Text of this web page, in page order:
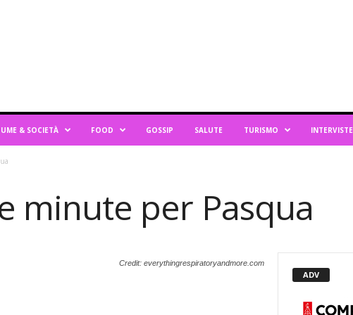
& SOCIETÀ FOOD GOSSIP SALUTE TURISMO INTERVISTE
minute per Pasqua
Credit: everythingrespiratoryandmore.com
ADV